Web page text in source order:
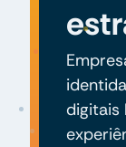
digitais